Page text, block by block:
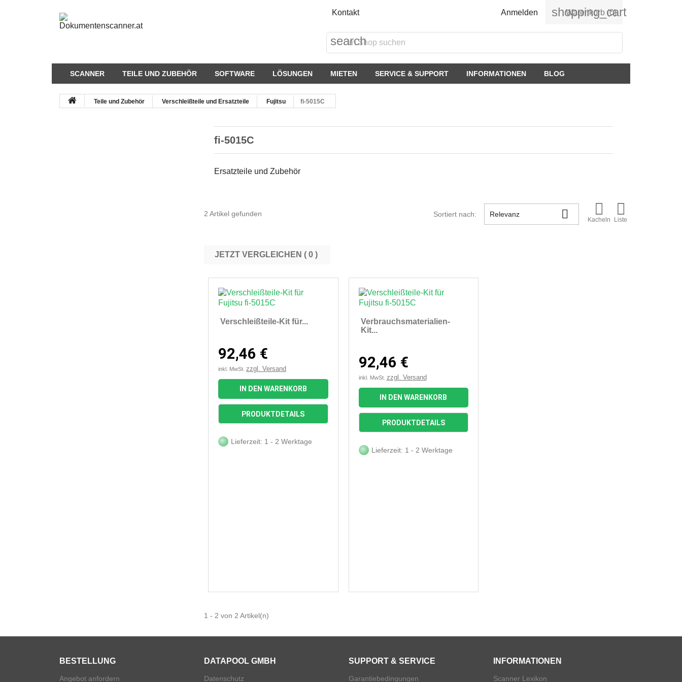
Kontakt Anmelden shopping_cart
Warenkorb (0)
search
SCANNER TEILE UND ZUBEHÖR SOFTWARE LÖSUNGEN MIETEN SERVICE & SUPPORT INFORMATIONEN BLOG
Teile und Zubehör Verschleißteile und Ersatzteile Fujitsu fi-5015C
fi-5015C
Ersatzteile und Zubehör
2 Artikel gefunden Sortiert nach: Relevanz  
Kacheln

Liste
JETZT VERGLEICHEN ( 0
 Vorschau
Verschleißteile-Kit für...
92,46 €
inkl. MwSt. zzgl. Versand
IN DEN WARENKORB
PRODUKTDETAILS
Lieferzeit: 1 - 2 Werktage
 Vorschau
Verbrauchsmaterialien-
Kit...
92,46 €
inkl. MwSt. zzgl. Versand
IN DEN WARENKORB
PRODUKTDETAILS
Lieferzeit: 1 - 2 Werktage
1 - 2 von 2 Artikel(n)
BESTELLUNG
Angebot anfordern
DATAPOOL GMBH
Datenschutz
SUPPORT & SERVICE
Garantiebedingungen
INFORMATIONEN
Scanner Lexikon